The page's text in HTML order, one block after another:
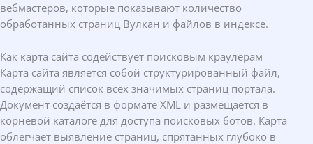
вебмастеров, которые показывают количество
обработанных страниц Вулкан и файлов в индексе.
Как карта сайта содействует поисковым краулерам
Карта сайта является собой структурированный файл,
содержащий список всех значимых страниц портала.
Документ создаётся в формате XML и размещается в
корневой каталоге для доступа поисковых ботов. Карта
облегчает выявление страниц, спрятанных глубоко в